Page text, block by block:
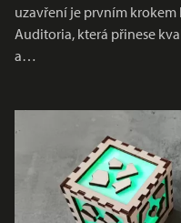
uzavření je prvním
Auditoria, která přinese
a…